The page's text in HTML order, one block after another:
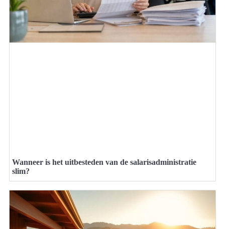
Wanneer is het uitbesteden van de salarisadministratie
slim?